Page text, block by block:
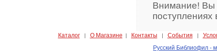
Внимание! Вы
Каталог| О Магазине | Контакты | События |
Русский Библиофил -